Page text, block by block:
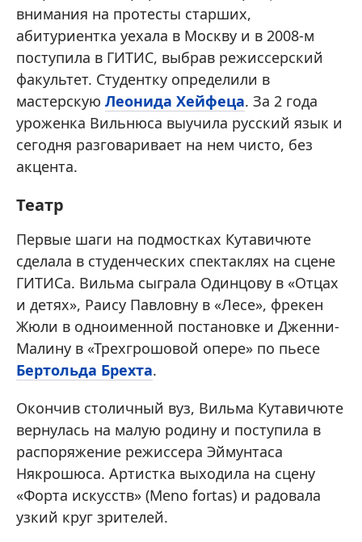
внимания на протесты старших,
абитуриентка уехала в Москву и в 2008-м
поступила в ГИТИС, выбрав режиссерский
факультет. Студентку определили в
мастерскую Леонида Хейфеца. За 2 года
уроженка Вильнюса выучила русский язык и
сегодня разговаривает на нем чисто, без
акцента.
Театр
Первые шаги на подмостках Кутавичюте
сделала в студенческих спектаклях на сцене
ГИТИСа. Вильма сыграла Одинцову в «Отцах
и детях», Раису Павловну в «Лесе», фрекен
Жюли в одноименной постановке и Дженни-
Малину в «Трехгрошовой опере» по пьесе
Бертольда Брехта.
Окончив столичный вуз, Вильма Кутавичюте
вернулась на малую родину и поступила в
распоряжение режиссера Эймунтаса
Някрошюса. Артистка выходила на сцену
«Форта искусств» (Meno fortas) и радовала
узкий круг зрителей.